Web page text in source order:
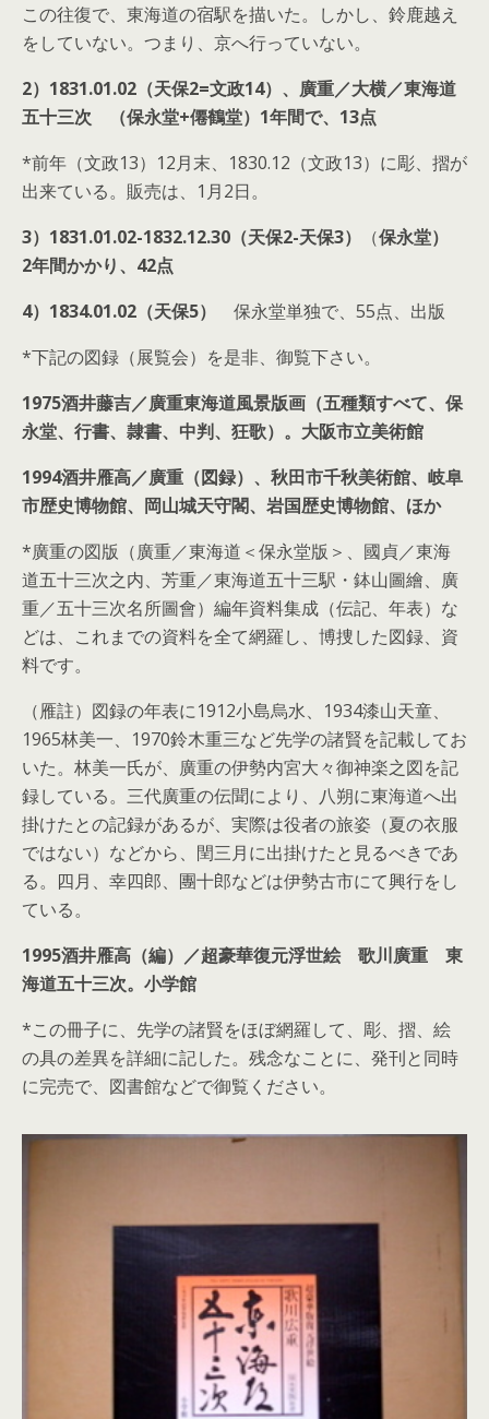
この往復で、東海道の宿駅を描いた。しかし、鈴鹿越え
をしていない。つまり、京へ行っていない。
2）1831.01.02（天保2=文政14）、廣重／大横／東海道
五十三次 （保永堂+僊鶴堂）1年間で、13点
*前年（文政13）12月末、1830.12（文政13）に彫、摺が
出来ている。販売は、1月2日。
3）1831.01.02-1832.12.30（天保2-天保3）
（保永堂）
2年間かかり、42点
4）1834.01.02（天保5）
保永堂単独で、55点、出版
*下記の図録（展覧会）を是非、御覧下さい。
1975酒井藤吉／廣重東海道風景版画（五種類すべて、保
永堂、行書、隷書、中判、狂歌）。大阪市立美術館
1994酒井雁高／廣重（図録）、秋田市千秋美術館、岐阜
市歴史博物館、岡山城天守閣、岩国歴史博物館、ほか
*廣重の図版（廣重／東海道＜保永堂版＞、國貞／東海
道五十三次之内、芳重／東海道五十三駅・鉢山圖繪、廣
重／五十三次名所圖會）編年資料集成（伝記、年表）な
どは、これまでの資料を全て網羅し、博捜した図録、資
料です。
（雁註）図録の年表に1912小島烏水、1934漆山天童、
1965林美一、1970鈴木重三など先学の諸賢を記載してお
いた。林美一氏が、廣重の伊勢内宮大々御神楽之図を記
録している。三代廣重の伝聞により、八朔に東海道へ出
掛けたとの記録があるが、実際は役者の旅姿（夏の衣服
ではない）などから、閏三月に出掛けたと見るべきであ
る。四月、幸四郎、團十郎などは伊勢古市にて興行をし
ている。
1995酒井雁高（編）／超豪華復元浮世絵 歌川廣重 東
海道五十三次。小学館
*この冊子に、先学の諸賢をほぼ網羅して、彫、摺、絵
の具の差異を詳細に記した。残念なことに、発刊と同時
に完売で、図書館などで御覧ください。